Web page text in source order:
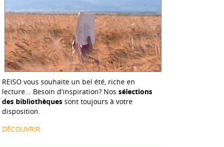
REISO vous souhaite un bel été, riche en
lecture... Besoin d'inspiration? Nos sélections
des bibliothèques sont toujours à votre
disposition.
DÉCOUVRIR